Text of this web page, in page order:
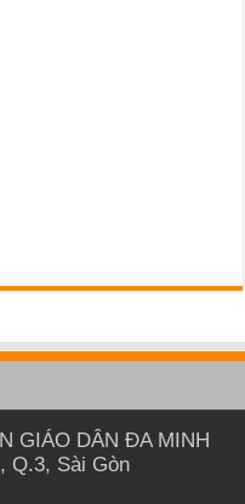
GIÁO DÂN ĐA MINH
Q.3, Sài Gòn